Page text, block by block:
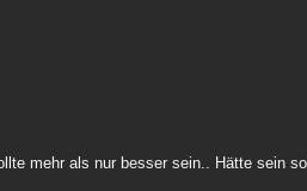
mehr als nur besser sein.. Hätte sein